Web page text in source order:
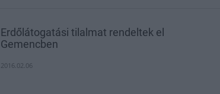
Erdőlátogatási tilalmat rendeltek el
Gemencben
2016.02.06